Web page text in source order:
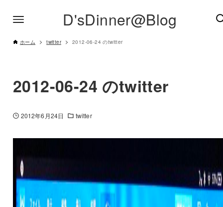
D'sDinner@Blog
ホーム twitter 2012-06-24 のtwitter
2012-06-24 のtwitter
2012年6月24日 twitter